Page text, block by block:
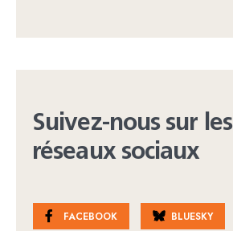
Suivez-nous sur les
réseaux sociaux
FACEBOOK BLUESKY